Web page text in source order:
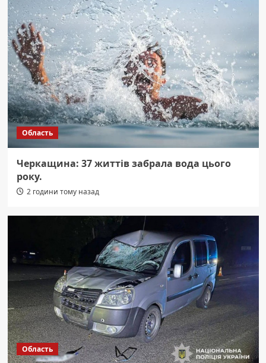
Область
Черкащина: 37 життів забрала вода цього
року.
2 години тому назад
Область